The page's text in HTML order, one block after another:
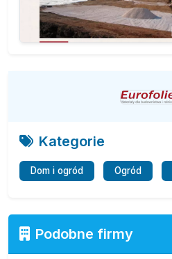
Kategorie
Dom i ogród Ogród
Podobne firmy